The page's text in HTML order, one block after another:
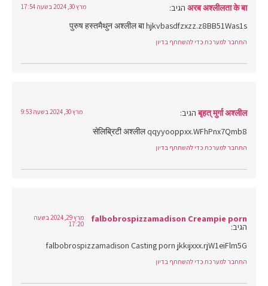
अरब अश्लीलता के बा הגיב: מרץ 30, 2024 בשעה 17:54
पुरुष हस्तमैथुन अश्लील बा hjkvbasdfzxzz.z8BB51Was1s
התחבר למערכת כדי להשתתף בדיון
बृहत् मुर्गा अश्लील הגיב: מרץ 30, 2024 בשעה 9:53
सेलिब्रिटी अश्लील qqyyooppxx.WFhPnx7Qmb8
התחבר למערכת כדי להשתתף בדיון
falbobrospizzamadison Creampie porn
הגיב:
מרץ 29, 2024 בשעה
17:20
falbobrospizzamadison Casting porn jkkıjxxx.rjW1eiFlm5G
התחבר למערכת כדי להשתתף בדיון